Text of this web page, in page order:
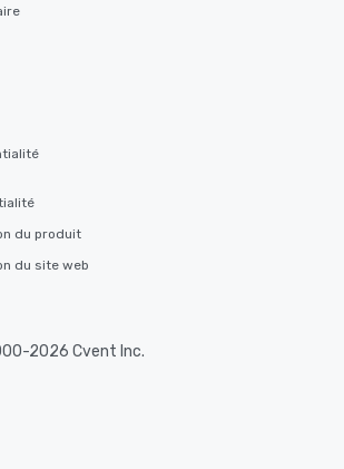
du produit
du site web
2026 Cvent Inc.